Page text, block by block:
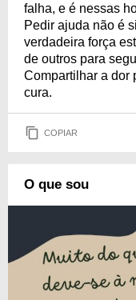
falha, e é nessas
Pedir ajuda não é
verdadeira força
de outros para
Compartilhar a dor
cura.
COPIAR
O que sou